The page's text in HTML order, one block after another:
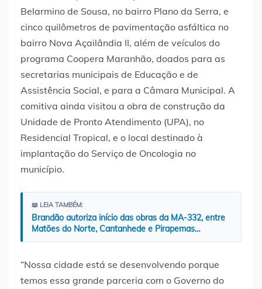
Belarmino de Sousa, no bairro Plano da Serra, e
cinco quilômetros de pavimentação asfáltica no
bairro Nova Açailândia II, além de veículos do
programa Coopera Maranhão, doados para as
secretarias municipais de Educação e de
Assistência Social, e para a Câmara Municipal. A
comitiva ainda visitou a obra de construção da
Unidade de Pronto Atendimento (UPA), no
Residencial Tropical, e o local destinado à
implantação do Serviço de Oncologia no
município.
📖 LEIA TAMBÉM:
Brandão autoriza início das obras da MA-332, entre
Matões do Norte, Cantanhede e Pirapemas…
“Nossa cidade está se desenvolvendo porque
temos essa grande parceria com o Governo do